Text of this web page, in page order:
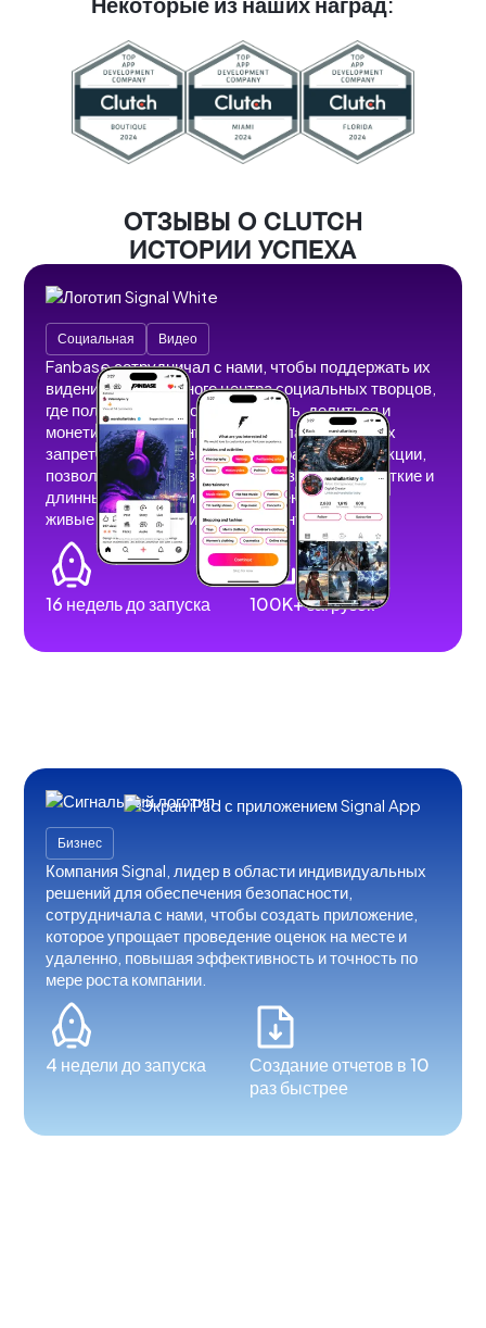
ОТЗЫВЫ О CLUTCH
ИСТОРИИ УСПЕХА
Социальная Видео
Fanbase сотрудничал с нами, чтобы поддержать их
видение безграничного центра социальных творцов,
где пользователи могут создавать, делиться и
монетизировать контент без рекламы, теневых
запретов и ограничений. Мы разработали функции,
позволяющие пользователям размещать короткие и
длинные видеоролики, изображения, истории,
живые трансляции и аудиоконтент.
16 недель до запуска 100K+ загрузок
Бизнес
Компания Signal, лидер в области индивидуальных
решений для обеспечения безопасности,
сотрудничала с нами, чтобы создать приложение,
которое упрощает проведение оценок на месте и
удаленно, повышая эффективность и точность по
мере роста компании.
4 недели до запуска
Создание отчетов в 10
раз быстрее